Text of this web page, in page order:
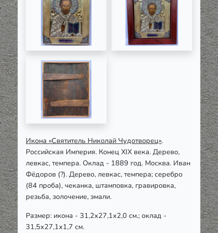
Икона «Святитель Николай Чудотворец».
Российская Империя. Конец ХIХ века. Дерево,
левкас, темпера. Оклад - 1889 год. Москва. Иван
Фёдоров (?). Дерево, левкас, темпера; серебро
(84 проба), чеканка, штамповка, гравировка,
резьба, золочение, эмали.
Размер: икона - 31,2х27,1х2,0 см.; оклад -
31,5х27,1х1,7 см.